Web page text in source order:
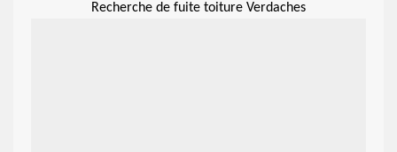
Recherche de fuite toiture Verdaches